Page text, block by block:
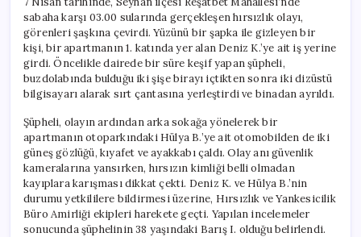
Bilgisayarları
Çalan
Şahıs
Yakalandı
için
sabaha karşı 03.00 sularında gerçekleşen hırsızlık olayı,
görenleri şaşkına çevirdi. Yüzünü bir şapka ile gizleyen bir
kişi, bir apartmanın 1. katında yer alan Deniz K.’ye ait iş yerine
girdi. Öncelikle dairede bir süre keşif yapan şüpheli,
buzdolabında bulduğu iki şişe birayı içtikten sonra iki dizüstü
bilgisayarı alarak sırt çantasına yerleştirdi ve binadan ayrıldı.
Şüpheli, olayın ardından arka sokağa yönelerek bir
apartmanın otoparkındaki Hülya B.’ye ait otomobilden de iki
güneş gözlüğü, kıyafet ve ayakkabı çaldı. Olay anı güvenlik
kameralarına yansırken, hırsızın kimliği belli olmadan
kayıplara karışması dikkat çekti. Deniz K. ve Hülya B.’nin
durumu yetkililere bildirmesi üzerine, Hırsızlık ve Yankesicilik
Büro Amirliği ekipleri harekete geçti. Yapılan incelemeler
sonucunda şüphelinin 38 yaşındaki Barış I. olduğu belirlendi.